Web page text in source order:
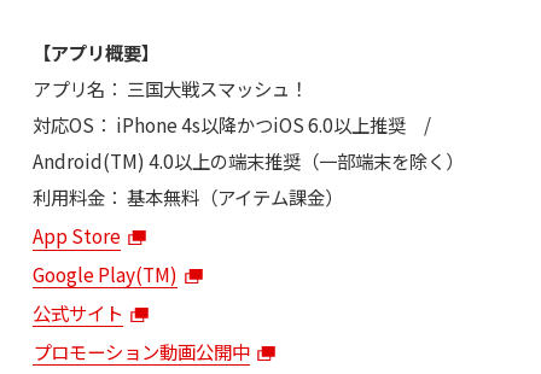
【アプリ概要】
アプリ名： 三国大戦スマッシュ！
対応OS： iPhone 4s以降かつiOS 6.0以上推奨 /
Android(TM) 4.0以上の端末推奨（一部端末を除く）
利用料金： 基本無料（アイテム課金）
App Store
Google Play(TM)
公式サイト
プロモーション動画公開中